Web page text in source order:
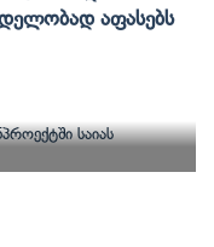
Აფასებს